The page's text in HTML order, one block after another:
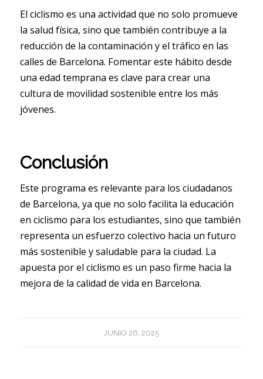
El ciclismo es una actividad que no solo promueve
la salud física, sino que también contribuye a la
reducción de la contaminación y el tráfico en las
calles de Barcelona. Fomentar este hábito desde
una edad temprana es clave para crear una
cultura de movilidad sostenible entre los más
jóvenes.
Conclusión
Este programa es relevante para los ciudadanos
de Barcelona, ya que no solo facilita la educación
en ciclismo para los estudiantes, sino que también
representa un esfuerzo colectivo hacia un futuro
más sostenible y saludable para la ciudad. La
apuesta por el ciclismo es un paso firme hacia la
mejora de la calidad de vida en Barcelona.
JUNIO 26, 2025